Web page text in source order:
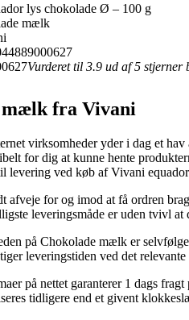
lys chokolade Ø – 100 g
mælk
Vurderet til 3.9 ud af 5 stjerner
mælk fra Vivani
virksomheder yder i dag et
for dig at kunne hente
levering ved køb af Vivani
afveje for og imod at få ordren
leveringsmåde er uden tvivl at
på Chokolade mælk er
leveringstiden ved det
på nettet garanterer 1 dags
tidligere end et givent